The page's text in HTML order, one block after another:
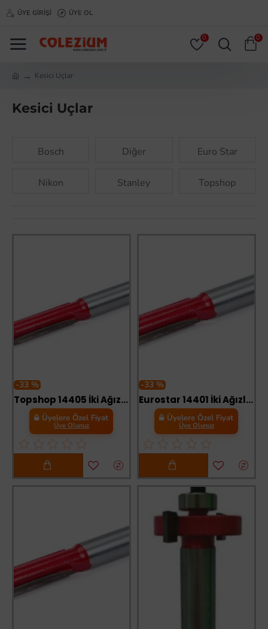
ÜYE GIRIŞI ÜYE OL
0 0
Kesici Uçlar
Kesici Uçlar
Bosch Diğer Euro Star
Nikon Stanley Topshop
-33 %
Topshop 14405 İki Ağızlı Freze Kanal Açma Bıçağı 8X10X25 mm
Üyelere Özel Fiyat
Üye Olunuz
-33 %
Eurostar 14401 İki Ağızlı Freze Kanal Açma Bıçağı 6X6X25 mm
Üyelere Özel Fiyat
Üye Olunuz